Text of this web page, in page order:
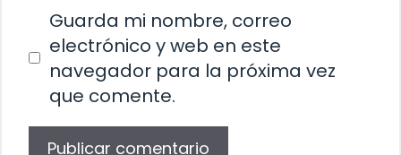
Guarda mi nombre, correo
electrónico y web en este
navegador para la próxima vez
que comente.